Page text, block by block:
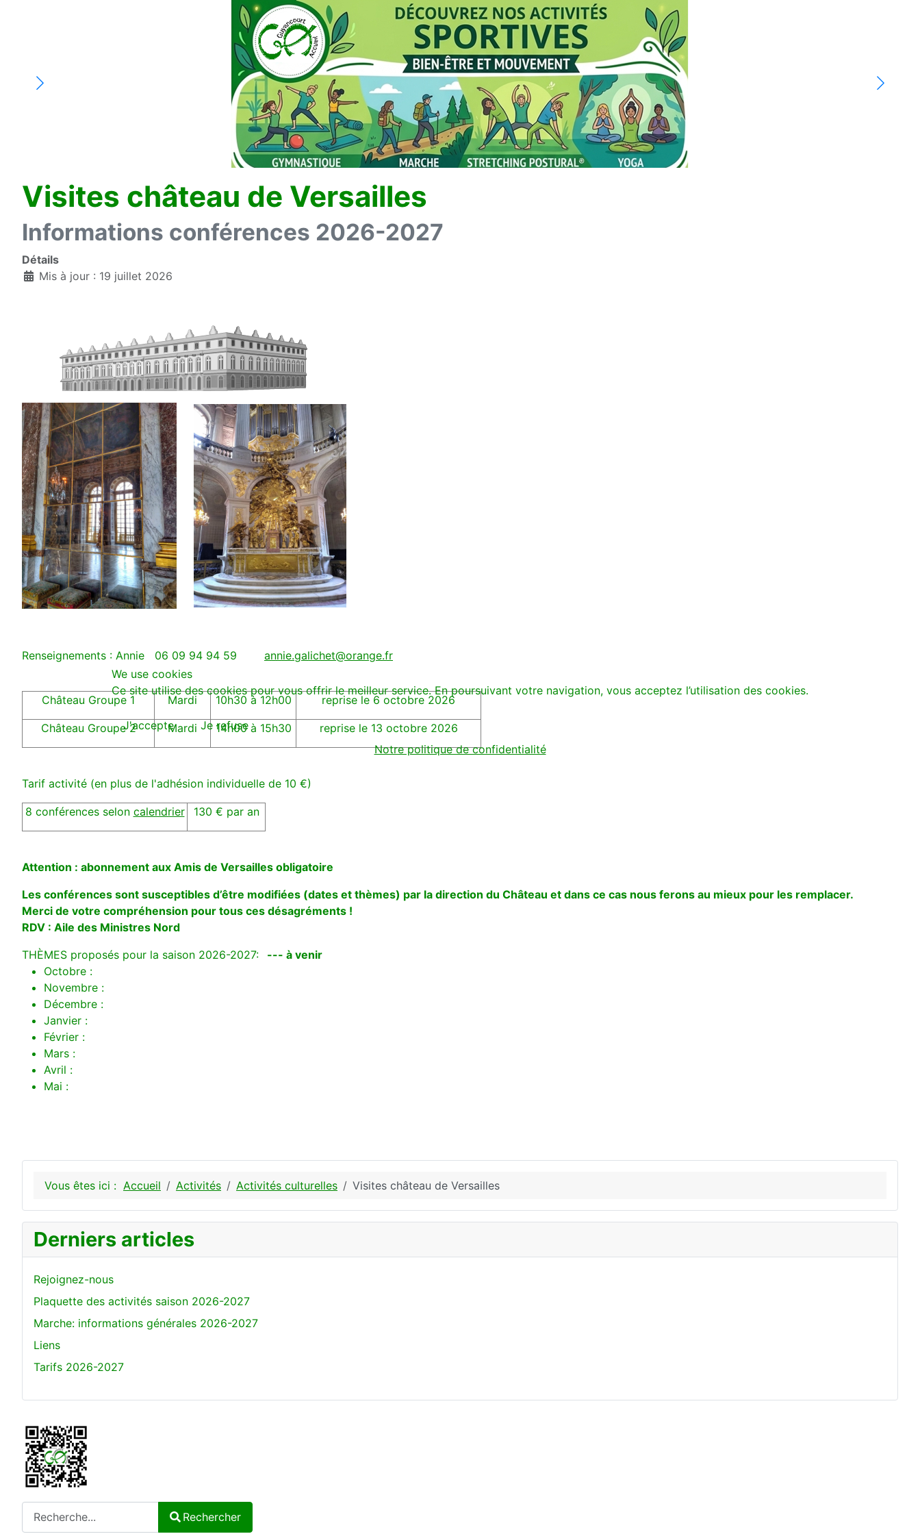
Rechercher
Visites château de Versailles
Informations conférences 2026-2027
Détails
Mis à jour : 19 juillet 2026
Renseignements : Annie 06 09 94 94 59 annie.galichet@orange.fr
Château Groupe 1 Mardi 10h30 à 12h00 reprise le 6 octobre 2026
Château Groupe 2 Mardi 14h00 à 15h30 reprise le 13 octobre 2026
Tarif activité (en plus de l'adhésion individuelle de 10 €)
8 conférences selon calendrier 130 € par an
Attention : abonnement aux Amis de Versailles obligatoire
Les conférences sont susceptibles d’être modifiées (dates et thèmes) par la direction du Château et dans ce cas nous ferons au mieux pour les remplacer.
Merci de votre compréhension pour tous ces désagréments !
RDV : Aile des Ministres Nord
THÈMES proposés pour la saison 2026-2027: --- à venir
Octobre :
Novembre :
Décembre :
Janvier :
Février :
Mars :
Avril :
Mai :
Vous êtes ici : Accueil Activités Activités culturelles Visites château de Versailles
Derniers articles
Rejoignez-nous
Plaquette des activités saison 2026-2027
Marche: informations générales 2026-2027
Liens
Tarifs 2026-2027
We use cookies
Ce site utilise des cookies pour vous offrir le meilleur service. En poursuivant votre navigation, vous acceptez l’utilisation des cookies.
J'accepte
Je refuse
Notre politique de confidentialité